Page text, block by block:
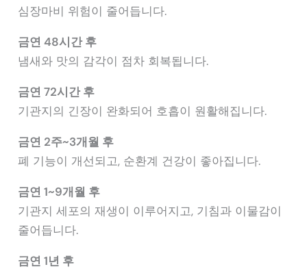
심장마비 위험이 줄어듭니다.
금연 48시간 후
냄새와 맛의 감각이 점차 회복됩니다.
금연 72시간 후
기관지의 긴장이 완화되어 호흡이 원활해집니다.
금연 2주~3개월 후
폐 기능이 개선되고, 순환계 건강이 좋아집니다.
금연 1~9개월 후
기관지 세포의 재생이 이루어지고, 기침과 이물감이
줄어듭니다.
금연 1년 후